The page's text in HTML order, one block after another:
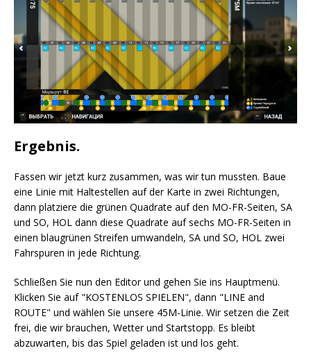
Ergebnis.
Fassen wir jetzt kurz zusammen, was wir tun mussten. Baue
eine Linie mit Haltestellen auf der Karte in zwei Richtungen,
dann platziere die grünen Quadrate auf den MO-FR-Seiten, SA
und SO, HOL dann diese Quadrate auf sechs MO-FR-Seiten in
einen blaugrünen Streifen umwandeln, SA und SO, HOL zwei
Fahrspuren in jede Richtung.
Schließen Sie nun den Editor und gehen Sie ins Hauptmenü.
Klicken Sie auf "KOSTENLOS SPIELEN", dann "LINE and
ROUTE" und wählen Sie unsere 45M-Linie. Wir setzen die Zeit
frei, die wir brauchen, Wetter und Startstopp. Es bleibt
abzuwarten, bis das Spiel geladen ist und los geht.